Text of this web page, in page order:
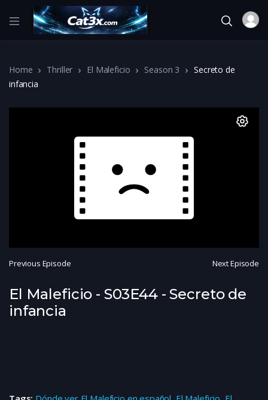
Home Thriller El Maleficio Season 3
Secreto de
infancia
Previous Episode Next Episode
El Maleficio - S03E44 - Secreto de
infancia